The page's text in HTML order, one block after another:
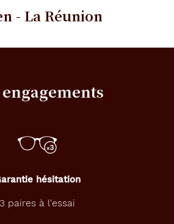
- La Réunion
hésitation
3 paires à l'essai